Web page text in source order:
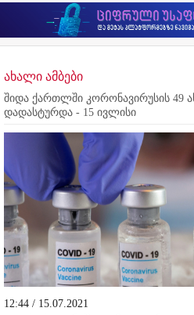
ახალი ამბები
შიდა ქართლში კორონავირუსის 49
დადასტურდა - 15 ივლისი
12:44 / 15.07.2021